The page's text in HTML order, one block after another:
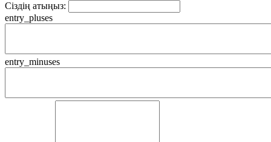
Сіздің атыңыз:
entry_pluses
entry_minuses